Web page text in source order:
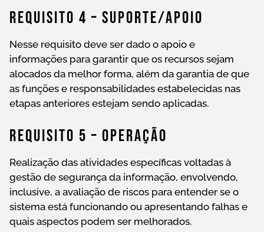
Requisito 4 – Suporte/Apoio
Nesse requisito deve ser dado o apoio e
informações para garantir que os recursos sejam
alocados da melhor forma, além da garantia de que
as funções e responsabilidades estabelecidas nas
etapas anteriores estejam sendo aplicadas.
Requisito 5 – Operação
Realização das atividades específicas voltadas à
gestão de segurança da informação, envolvendo,
inclusive, a avaliação de riscos para entender se o
sistema está funcionando ou apresentando falhas e
quais aspectos podem ser melhorados.